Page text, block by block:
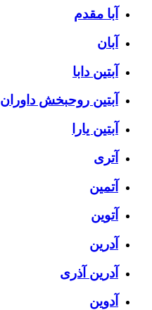
آبا مقدم
آبان
آبتین دابا
آبتین روحبخش داوران
آبتین یارا
آتری
آتمین
آتوین
آدرین
آدرین آذری
آدوین